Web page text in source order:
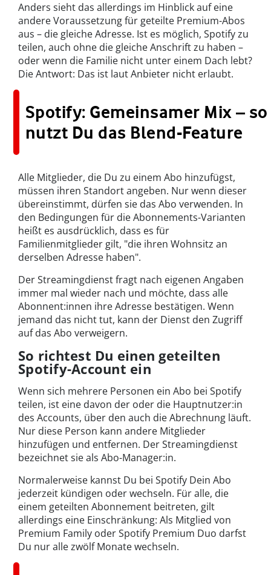
Anders sieht das allerdings im Hinblick auf eine
andere Voraussetzung für geteilte Premium-Abos
aus – die gleiche Adresse. Ist es möglich, Spotify zu
teilen, auch ohne die gleiche Anschrift zu haben –
oder wenn die Familie nicht unter einem Dach lebt?
Die Antwort: Das ist laut Anbieter nicht erlaubt.
Spotify: Gemeinsamer Mix – so
nutzt Du das Blend-Feature
Alle Mitglieder, die Du zu einem Abo hinzufügst,
müssen ihren Standort angeben. Nur wenn dieser
übereinstimmt, dürfen sie das Abo verwenden. In
den Bedingungen für die Abonnements-Varianten
heißt es ausdrücklich, dass es für
Familienmitglieder gilt, "die ihren Wohnsitz an
derselben Adresse haben".
Der Streamingdienst fragt nach eigenen Angaben
immer mal wieder nach und möchte, dass alle
Abonnent:innen ihre Adresse bestätigen. Wenn
jemand das nicht tut, kann der Dienst den Zugriff
auf das Abo verweigern.
So richtest Du einen geteilten
Spotify-Account ein
Wenn sich mehrere Personen ein Abo bei Spotify
teilen, ist eine davon der oder die Hauptnutzer:in
des Accounts, über den auch die Abrechnung läuft.
Nur diese Person kann andere Mitglieder
hinzufügen und entfernen. Der Streamingdienst
bezeichnet sie als Abo-Manager:in.
Normalerweise kannst Du bei Spotify Dein Abo
jederzeit kündigen oder wechseln. Für alle, die
einem geteilten Abonnement beitreten, gilt
allerdings eine Einschränkung: Als Mitglied von
Premium Family oder Spotify Premium Duo darfst
Du nur alle zwölf Monate wechseln.